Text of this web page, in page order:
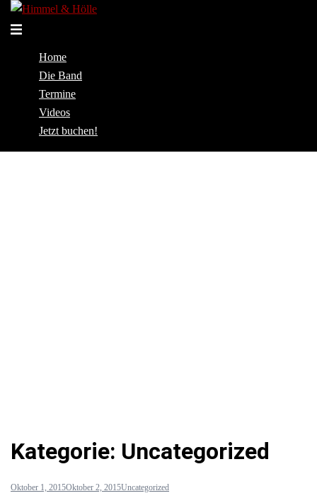
Zum
Inhalt
Menü
Home
Die Band
Termine
Videos
Jetzt buchen!
Kategorie: Uncategorized
Oktober 1, 2015Oktober 2, 2015Uncategorized